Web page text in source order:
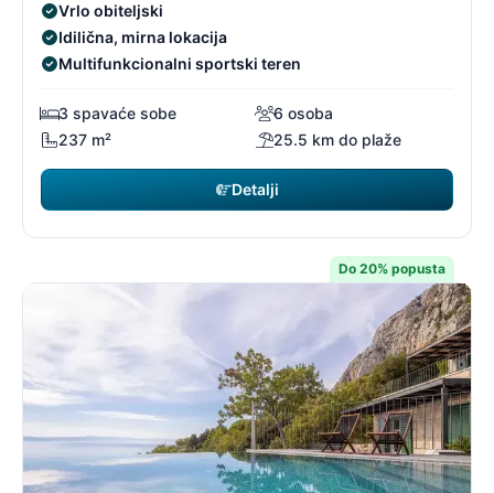
Vrlo obiteljski
Idilična, mirna lokacija
Multifunkcionalni sportski teren
3 spavaće sobe
6 osoba
237 m²
25.5 km do plaže
Detalji
Do 20% popusta